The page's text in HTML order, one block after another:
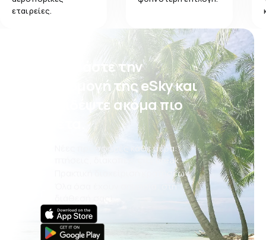
εταιρείες.
Κατεβάστε την
εφαρμογή της eSky και
ταξιδέψτε ακόμα πιο
Νέες προσφορές κάθε μέρα:
πτήσεις, διακοπές, city break
Πρακτική διαχείριση κρατήσεων
Όλα όσα έχουν σημασία, στη